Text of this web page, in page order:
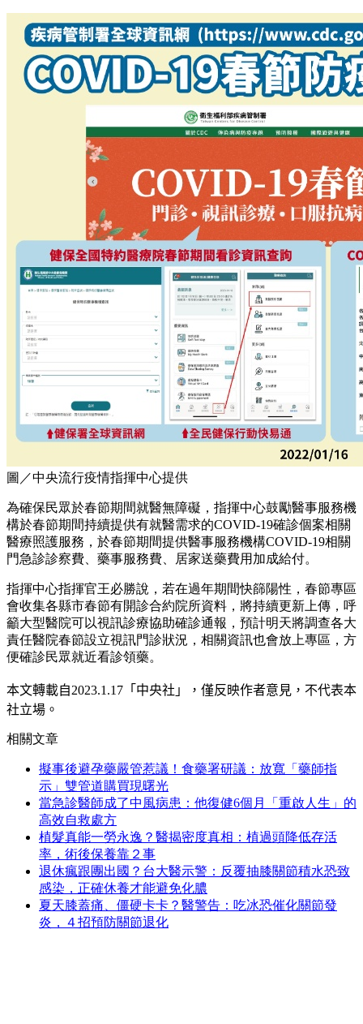
圖／中央流行疫情指揮中心提供
為確保民眾於春節期間就醫無障礙，指揮中心鼓勵醫事服務機
構於春節期間持續提供有就醫需求的COVID-19確診個案相關
醫療照護服務，於春節期間提供醫事服務機構COVID-19相關
門急診診察費、藥事服務費、居家送藥費用加成給付。
指揮中心指揮官王必勝說，若在過年期間快篩陽性，春節專區
會收集各縣市春節有開診合約院所資料，將持續更新上傳，呼
籲大型醫院可以視訊診療協助確診通報，預計明天將調查各大
責任醫院春節設立視訊門診狀況，相關資訊也會放上專區，方
便確診民眾就近看診領藥。
本文轉載自2023.1.17 「中央社」
，僅反映作者意見，不代表本
社立場。
相關文章
擬事後避孕藥嚴管惹議！食藥署研議：放寬「藥師指
示」雙管道購買現曙光
當急診醫師成了中風病患：他復健6個月「重啟人生」的
高效自救處方
植髮真能一勞永逸？醫揭密度真相：植過頭降低存活
率，術後保養靠２事
退休瘋跟團出國？台大醫示警：反覆抽膝關節積水恐致
感染，正確休養才能避免化膿
夏天膝蓋痛、僵硬卡卡？醫警告：吃冰恐催化關節發
炎，４招預防關節退化